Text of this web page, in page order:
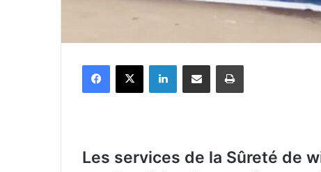
Les services de la Sûreté de